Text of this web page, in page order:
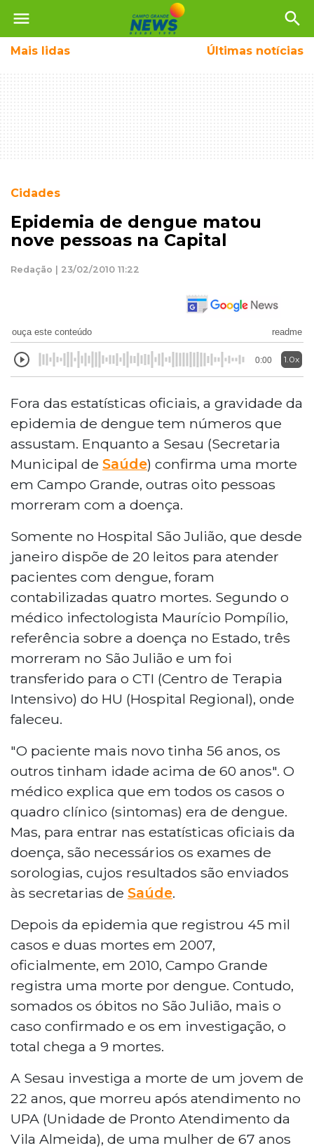
menu search
Mais lidas Últimas notícias
Cidades
Epidemia de dengue matou
nove pessoas na Capital
Redação | 23/02/2010 11:22
ouça este conteúdo readme
0:00 1.0x
Fora das estatísticas oficiais, a gravidade da
epidemia de dengue tem números que
assustam. Enquanto a Sesau (Secretaria
Municipal de Saúde) confirma uma morte
em Campo Grande, outras oito pessoas
morreram com a doença.
Somente no Hospital São Julião, que desde
janeiro dispõe de 20 leitos para atender
pacientes com dengue, foram
contabilizadas quatro mortes. Segundo o
médico infectologista Maurício Pompílio,
referência sobre a doença no Estado, três
morreram no São Julião e um foi
transferido para o CTI (Centro de Terapia
Intensivo) do HU (Hospital Regional), onde
faleceu.
"O paciente mais novo tinha 56 anos, os
outros tinham idade acima de 60 anos". O
médico explica que em todos os casos o
quadro clínico (sintomas) era de dengue.
Mas, para entrar nas estatísticas oficiais da
doença, são necessários os exames de
sorologias, cujos resultados são enviados
às secretarias de Saúde.
Depois da epidemia que registrou 45 mil
casos e duas mortes em 2007,
oficialmente, em 2010, Campo Grande
registra uma morte por dengue. Contudo,
somados os óbitos no São Julião, mais o
caso confirmado e os em investigação, o
total chega a 9 mortes.
A Sesau investiga a morte de um jovem de
22 anos, que morreu após atendimento no
UPA (Unidade de Pronto Atendimento da
Vila Almeida), de uma mulher de 67 anos